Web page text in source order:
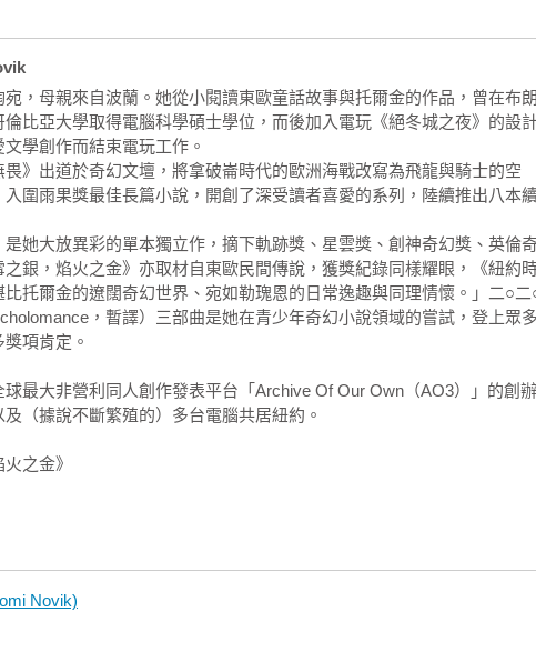
於是說服自己，他沒那麼不可或缺；我孤伶伶的比較好。』他微笑了，
以後，我有很多閒暇可以思考，成功騙過自己是多麼諷刺的一件事，
導我呢。』」
到的一桶桶材料，像徒手揉捏一把把麵粉和水，燒陶之後，黏土表面有
生命力，因此也充滿死亡。把手伸進其中的製陶師，都不願再用其他陶
此喪命。」
下來。她的腳步聲響亮得令人發毛，她在搖籃上伸出灰暗枯瘦的手，說
存於她掌握之中，凌駕在男人之上！』」
功效，都不會比他們壕溝外荒蕪的風景更令人難以相信。一圈圈飢渴的
，低伏蔓延的毒煙籠罩遍野屍骸。」
先生想到哪裡去了。她惟恐有損他家族的體面，因此逃離他的陪伴，從
隻的短暫交談，可能讓達西先生徹底準確地理解她的處境和她在空軍的
他們會用鮮血換回眷顧，而且不會只要他的血就好。你弟弟和我，甚至
說完，米諾陶小心地從她手中抽出他的大手（他才七歲，卻已經明白
），披上沉重的寬帽斗篷，走向等在外面的侍衛。阿麗雅德妮替他縫了
在丘陵間散步。
歐瑞司是他的奴隸侍衛，都是買來的戰士，家鄉在遙遠的國度，遠到不
頭都被切掉了。他們很野蠻，因為悲慘的經歷與他們工作時看到的一切
不敬畏諸神，至少自以為不會。只要她父王下令，他們會砍了七歲男孩
麼。但米諾陶披著斗篷，龐大的身子沉默地出去時，他們雖然都看不見
手挪向劍柄。他們在阿麗雅德妮面前關上門之後，她跑上樓，從窗戶看
回，走在十步之外。米諾陶獨自拖著步子走在他們後面，斗篷下的頭垂
扇門並不是門，而是地上的一個洞。
祭司來祝福場址，之後是建築師戴達魯斯，他在草地上走動好幾天，把
然後開始挖掘，花了很久的時間，因為整個計畫只有六名工人──四個高
。
很多房間。沒想到，他們只從那間房間挖出一條環狀的通道，只有一
迷糊的蛇追丟了自己的尾巴，曲曲折折。他們繼續挖了又挖，沿著那
，最後把整片草地挖得千瘡百孔。
有時會溜出去，走在通道間留下的狹窄土牆上，伸出兩手平衡身子，通
好有壞，但是這本裡收錄的我全都喜歡，還有幾篇尤其愛不釋手。已
特別享受這本書，因為有好幾篇是設定在和舊作相同的世界觀，但即
是能掌握這些故事。」──海瑟‧佛賽特（《艾蜜莉的精靈百科》作者）
中、慢慢享受，希望能在開始讀下一篇之前多花點時間在故事的世界
歐蜜‧諾維克能成為如此廣受喜愛的作家果然有其理由，這些短篇故
有刻劃令人難忘的角色與世界的能力。」
幻小說週刊）
‧諾維克創造奇幻與神話世界的大師級手筆......她靈活運用各種文句風
古文明的四平八穩語調、維多利亞人的拘禮、水手的爆笑粗口，都能毫
上雜誌）
開闢了細節豐富、魅力迷人的小世界，考據詳實又充滿趣味。」
，收錄的短篇故事充滿創意，也常有沉靜深思的一面，除了帶給讀者
滋味。許多則故事都讓我很樂意一再回訪。」
娛樂新聞網站）
，母親來自波蘭。她從小閱讀東歐童話故事與托爾金的作品，曾在布朗
比亞大學取得電腦科學碩士學位，而後加入電玩《絕冬城之夜》的設
學創作而結束電玩工作。
》出道於奇幻文壇，將拿破崙時代的歐洲海戰改寫為飛龍與騎士的空
圍雨果獎最佳長篇小說，開創了深受讀者喜愛的系列，陸續推出八本續
她大放異彩的單本獨立作，摘下軌跡獎、星雲獎、創神奇幻獎、英倫
銀，焰火之金》亦取材自東歐民間傳說，獲獎紀錄同樣耀眼，《紐約
托爾金的遼闊奇幻世界、宛如勒瑰恩的日常逸趣與同理情懷。」二○二
，暫譯）三部曲是她在青少年奇幻小說領域的嘗試，登上眾多
項肯定。
最大非營利同人創作發表平台「Archive Of Our Own（AO3）」的創辦
（據說不斷繁殖的）多台電腦共居紐約。
之金》
Novik)